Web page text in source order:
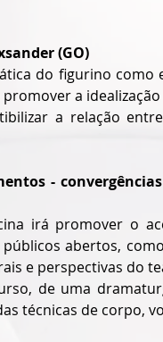
(GO)
do figurino como
a
a relação
-
irá promover o
abertos,
e perspectivas do
de uma
técnicas de corpo,